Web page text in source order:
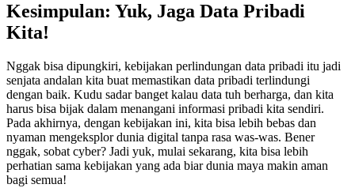
Kesimpulan: Yuk, Jaga Data Pribadi
Kita!
Nggak bisa dipungkiri, kebijakan perlindungan data pribadi itu jadi
senjata andalan kita buat memastikan data pribadi terlindungi
dengan baik. Kudu sadar banget kalau data tuh berharga, dan kita
harus bisa bijak dalam menangani informasi pribadi kita sendiri.
Pada akhirnya, dengan kebijakan ini, kita bisa lebih bebas dan
nyaman mengeksplor dunia digital tanpa rasa was-was. Bener
nggak, sobat cyber? Jadi yuk, mulai sekarang, kita bisa lebih
perhatian sama kebijakan yang ada biar dunia maya makin aman
bagi semua!